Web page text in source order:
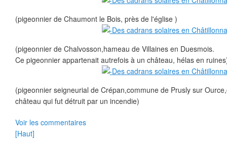
(pigeonnier de Chaumont le Bois, près de l'église )
(pigeonnier de Chalvosson,hameau de Villaines en Duesmois.
Ce pigeonnier appartenait autrefois à un château, hélas en
(pigeonnier seigneurial de Crépan,commune de Prusly sur
château qui fut détruit par un incendie)
Voir les commentaires
[Haut]